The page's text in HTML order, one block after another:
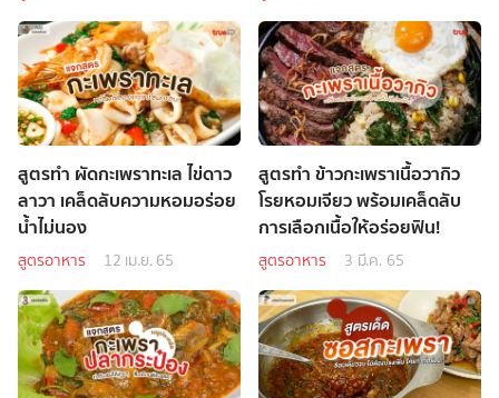
สูตรทำ ผัดกะเพราทะเล ไข่ดาว
ลาวา เคล็ดลับความหอมอร่อย
น้ำไม่นอง
สูตรอาหาร 12 เม.ย. 65
สูตรทำ ข้าวกะเพราเนื้อวากิว
โรยหอมเจียว พร้อมเคล็ดลับ
การเลือกเนื้อให้อร่อยฟิน!
สูตรอาหาร 3 มี.ค. 65